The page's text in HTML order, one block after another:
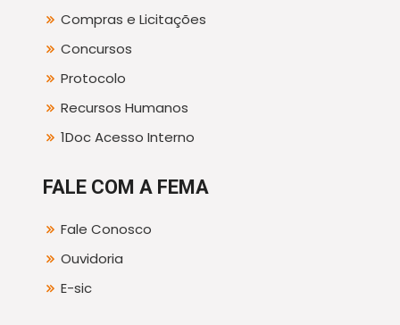
Compras e Licitações
Concursos
Protocolo
Recursos Humanos
1Doc Acesso Interno
FALE COM A FEMA
Fale Conosco
Ouvidoria
E-sic